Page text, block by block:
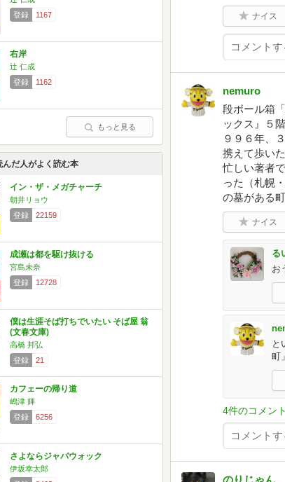
登録
1167
右岸
辻 仁成
登録
1162
もっと見る
んだ人がよく読む本
イン・ザ・メガチャーチ
朝井リョウ
登録
22159
成瀬は都を駆け抜ける
宮島未奈
登録
12728
僕は生涯そば打ちでいたい そば屋 翁
(文春文庫)
高橋 邦弘
登録
21
カフェーの帰り道
嶋津 輝
登録
6256
さよならジャバウォック
伊坂幸太郎
ナイス
nemuro
段ボール箱
ックス』５
９９６年、
携えて歩い
忙しい著者
った（札幌
の墓がある
ナイス
る
お
と
町
4件のコメン
のりじゃん